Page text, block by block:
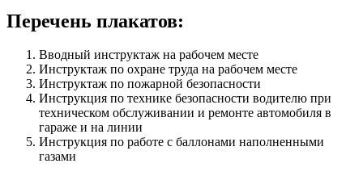
Перечень плакатов:
Вводный инструктаж на рабочем месте
Инструктаж по охране труда на рабочем месте
Инструктаж по пожарной безопасности
Инструкция по технике безопасности водителю при
техническом обслуживании и ремонте автомобиля в
гараже и на линии
Инструкция по работе с баллонами наполненными
газами